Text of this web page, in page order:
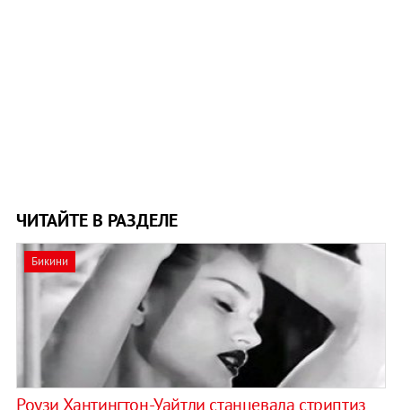
ЧИТАЙТЕ В РАЗДЕЛЕ
Бикини
Роузи Хантингтон-Уайтли станцевала стриптиз